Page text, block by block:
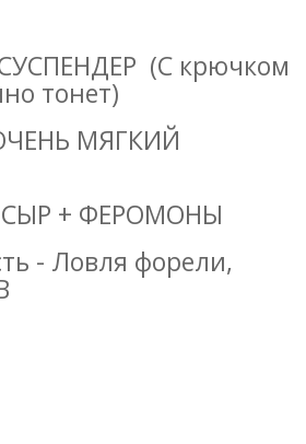
(С крючком
тонет)
МЯГКИЙ
СЫР + ФЕРОМОНЫ
- Ловля форели,